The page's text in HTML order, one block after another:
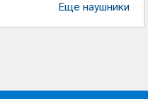
Еще наушники